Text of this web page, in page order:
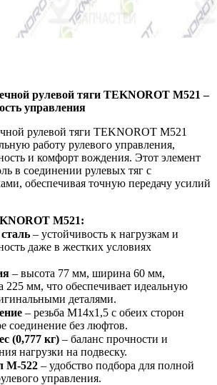
рулевой тяги TEKNOROT M521 –
управления
рулевой тяги TEKNOROT M521
работу рулевого управления,
и комфорт вождения. Этот элемент
в соединении рулевых тяг с
обеспечивая точную передачу усилий
M521:
– устойчивость к нагрузкам и
даже в жестких условиях
– высота 77 мм, ширина 60 мм,
225 мм, что обеспечивает идеальную
деталями.
– резьба M14x1,5 с обеих сторон
соединение без люфтов.
(0,777 кг) – баланс прочности и
нагрузки на подвеску.
M-522 – удобство подбора для полной
управления.